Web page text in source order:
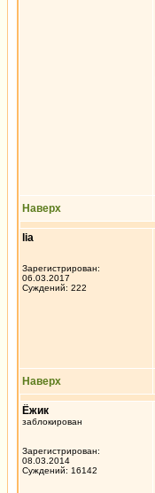
Наверх
lia
Зарегистрирован:
06.03.2017
Суждений: 222
Наверх
Ёжик
заблокирован
Зарегистрирован:
08.03.2014
Суждений: 16142